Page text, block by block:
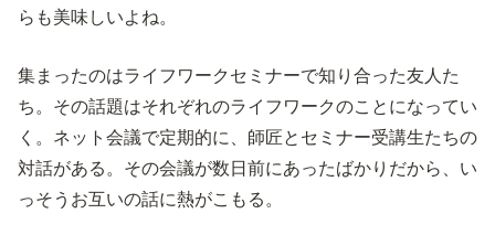
らも美味しいよね。
集まったのはライフワークセミナーで知り合った友人た
ち。その話題はそれぞれのライフワークのことになってい
く。ネット会議で定期的に、師匠とセミナー受講生たちの
対話がある。その会議が数日前にあったばかりだから、い
っそうお互いの話に熱がこもる。